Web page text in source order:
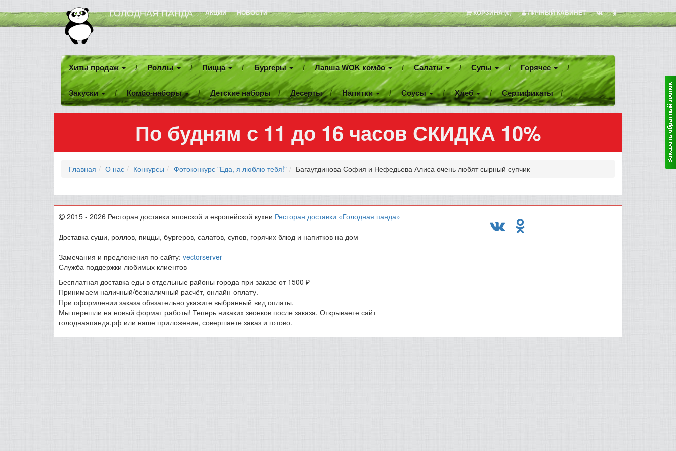
ГОЛОДНАЯ ПАНДА АКЦИИ НОВОСТИ КОРЗИНА (0) ЛИЧНЫЙ КАБИНЕТ
Хиты продаж Роллы Пицца Бургеры Лапша WOK комбо Салаты Супы Горячее
Закуски Комбо-наборы Детские наборы Десерты Напитки Соусы Хлеб Сертификаты
По будням с 11 до 16 часов СКИДКА 10%
Главная О нас Конкурсы Фотоконкурс "Еда, я люблю тебя!" Багаутдинова София и Нефедьева Алиса очень любят сырный супчик
2015 - 2026 Ресторан доставки японской и европейской кухни Ресторан доставки «Голодная панда»
Доставка суши, роллов, пиццы, бургеров, салатов, супов, горячих блюд и напитков на дом
Замечания и предложения по сайту: vectorserver
Служба поддержки любимых клиентов
Бесплатная доставка еды в отдельные районы города при заказе от 1500 ₽
Принимаем наличный/безналичный расчёт, онлайн-оплату.
При оформлении заказа обязательно укажите выбранный вид оплаты.
Мы перешли на новый формат работы! Теперь никаких звонков после заказа. Открываете сайт
голоднаяпанда.рф или наше приложение, совершаете заказ и готово.